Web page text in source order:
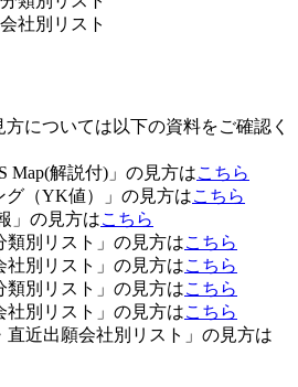
社別リスト
については以下の資料をご確認く
Map(解説付)」の見方はこちら
グ（YK値）」の見方はこちら
」の見方はこちら
類別リスト」の見方はこちら
社別リスト」の見方はこちら
類別リスト」の見方はこちら
社別リスト」の見方はこちら
直近出願会社別リスト」の見方は